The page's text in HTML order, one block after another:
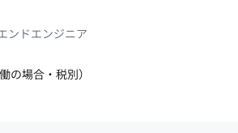
ンドエンジニア
場合・税別）